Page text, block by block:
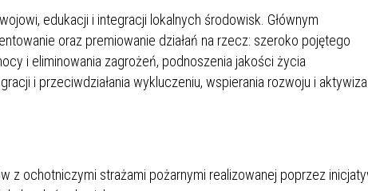
W RAMACH
ZAGŁĘBIOWSKI PARK
KONTAKTOWYCH (RDK)
MOPS BĘDZIN INFORMACJE ARIMR
KASA
POŻYCZKOWA
OŚWIATY
DOFINANSOWANIE
SZKÓŁ” Z WOJEWÓDZKIEGO
FUNDUSZU OCHRONY
ŚRODOWISKA I
EDUKACYJNYCH DZIECI I
edukacji i integracji lokalnych środowisk. Głównym
oraz premiowanie działań na rzecz: szeroko pojętego
i eliminowania zagrożeń, podnoszenia jakości życia
i przeciwdziałania wykluczeniu, wspierania rozwoju i
z ochotniczymi strażami pożarnymi realizowanej poprzez